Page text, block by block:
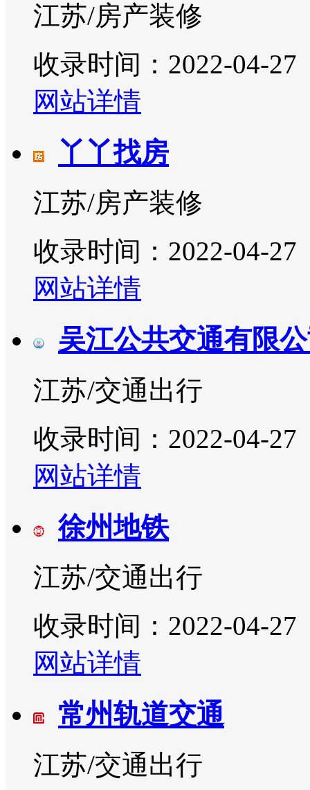
江苏/房产装修
收录时间：2022-04-27
网站详情
丫丫找房
江苏/房产装修
收录时间：2022-04-27
网站详情
吴江公共交通有限
江苏/交通出行
收录时间：2022-04-27
网站详情
徐州地铁
江苏/交通出行
收录时间：2022-04-27
网站详情
常州轨道交通
江苏/交通出行